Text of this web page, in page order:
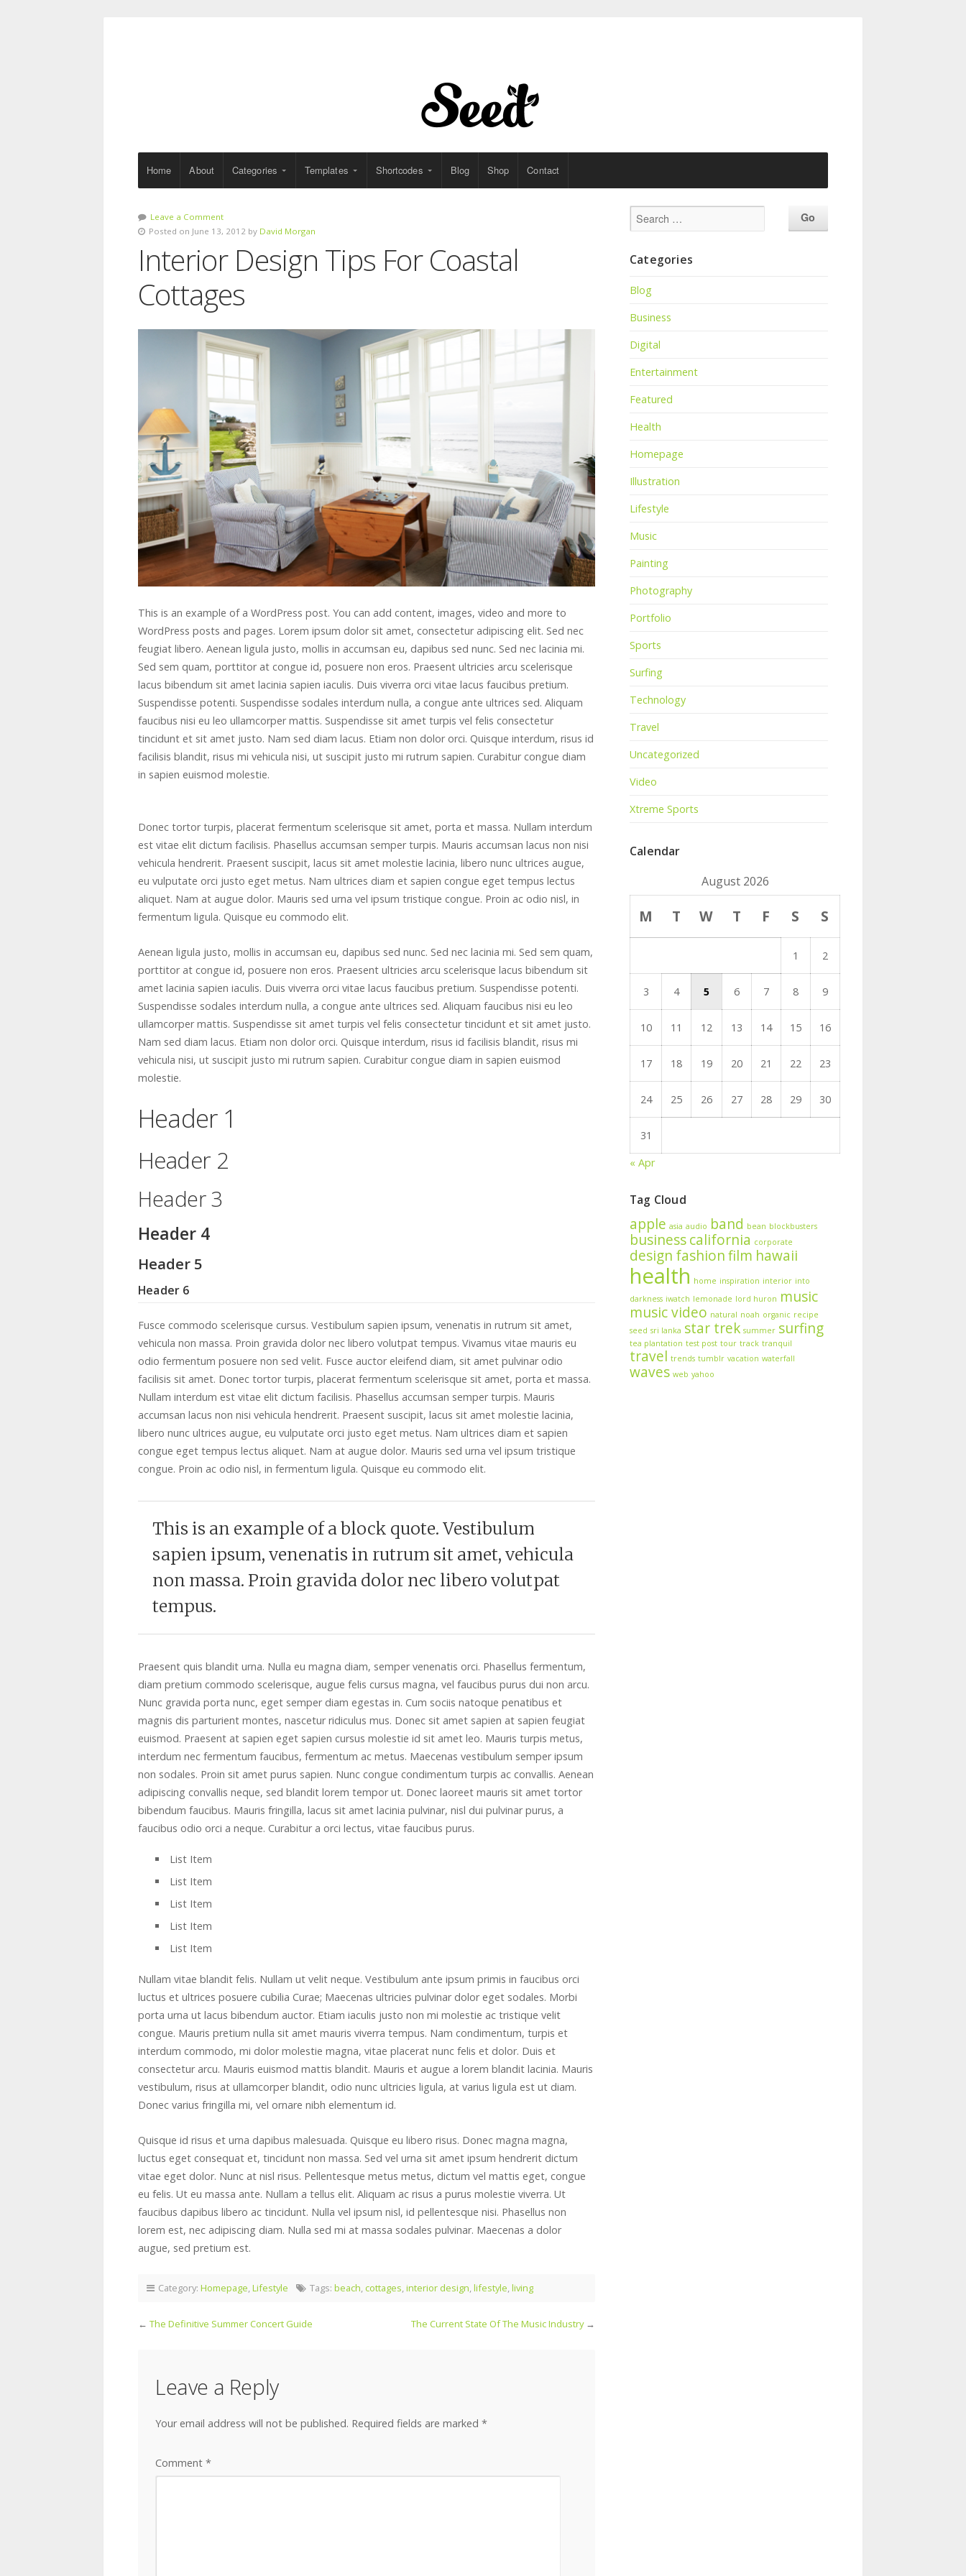
Home About Categories Templates Shortcodes Blog Shop Contact
Leave a Comment
Posted on June 13, 2012 by David Morgan
Interior Design Tips For Coastal
Cottages
This is an example of a WordPress post. You can add content, images, video and more to
WordPress posts and pages. Lorem ipsum dolor sit amet, consectetur adipiscing elit. Sed nec
feugiat libero. Aenean ligula justo, mollis in accumsan eu, dapibus sed nunc. Sed nec lacinia mi.
Sed sem quam, porttitor at congue id, posuere non eros. Praesent ultricies arcu scelerisque
lacus bibendum sit amet lacinia sapien iaculis. Duis viverra orci vitae lacus faucibus pretium.
Suspendisse potenti. Suspendisse sodales interdum nulla, a congue ante ultrices sed. Aliquam
faucibus nisi eu leo ullamcorper mattis. Suspendisse sit amet turpis vel felis consectetur
tincidunt et sit amet justo. Nam sed diam lacus. Etiam non dolor orci. Quisque interdum, risus id
facilisis blandit, risus mi vehicula nisi, ut suscipit justo mi rutrum sapien. Curabitur congue diam
in sapien euismod molestie.
Donec tortor turpis, placerat fermentum scelerisque sit amet, porta et massa. Nullam interdum
est vitae elit dictum facilisis. Phasellus accumsan semper turpis. Mauris accumsan lacus non nisi
vehicula hendrerit. Praesent suscipit, lacus sit amet molestie lacinia, libero nunc ultrices augue,
eu vulputate orci justo eget metus. Nam ultrices diam et sapien congue eget tempus lectus
aliquet. Nam at augue dolor. Mauris sed urna vel ipsum tristique congue. Proin ac odio nisl, in
fermentum ligula. Quisque eu commodo elit.
Aenean ligula justo, mollis in accumsan eu, dapibus sed nunc. Sed nec lacinia mi. Sed sem quam,
porttitor at congue id, posuere non eros. Praesent ultricies arcu scelerisque lacus bibendum sit
amet lacinia sapien iaculis. Duis viverra orci vitae lacus faucibus pretium. Suspendisse potenti.
Suspendisse sodales interdum nulla, a congue ante ultrices sed. Aliquam faucibus nisi eu leo
ullamcorper mattis. Suspendisse sit amet turpis vel felis consectetur tincidunt et sit amet justo.
Nam sed diam lacus. Etiam non dolor orci. Quisque interdum, risus id facilisis blandit, risus mi
vehicula nisi, ut suscipit justo mi rutrum sapien. Curabitur congue diam in sapien euismod
molestie.
Header 1
Header 2
Header 3
Header 4
Header 5
Header 6
Fusce commodo scelerisque cursus. Vestibulum sapien ipsum, venenatis in rutrum sit amet,
vehicula non massa. Proin gravida dolor nec libero volutpat tempus. Vivamus vitae mauris eu
odio fermentum posuere non sed velit. Fusce auctor eleifend diam, sit amet pulvinar odio
facilisis sit amet. Donec tortor turpis, placerat fermentum scelerisque sit amet, porta et massa.
Nullam interdum est vitae elit dictum facilisis. Phasellus accumsan semper turpis. Mauris
accumsan lacus non nisi vehicula hendrerit. Praesent suscipit, lacus sit amet molestie lacinia,
libero nunc ultrices augue, eu vulputate orci justo eget metus. Nam ultrices diam et sapien
congue eget tempus lectus aliquet. Nam at augue dolor. Mauris sed urna vel ipsum tristique
congue. Proin ac odio nisl, in fermentum ligula. Quisque eu commodo elit.
This is an example of a block quote. Vestibulum
sapien ipsum, venenatis in rutrum sit amet, vehicula
non massa. Proin gravida dolor nec libero volutpat
tempus.
Praesent quis blandit urna. Nulla eu magna diam, semper venenatis orci. Phasellus fermentum,
diam pretium commodo scelerisque, augue felis cursus magna, vel faucibus purus dui non arcu.
Nunc gravida porta nunc, eget semper diam egestas in. Cum sociis natoque penatibus et
magnis dis parturient montes, nascetur ridiculus mus. Donec sit amet sapien at sapien feugiat
euismod. Praesent at sapien eget sapien cursus molestie id sit amet leo. Mauris turpis metus,
interdum nec fermentum faucibus, fermentum ac metus. Maecenas vestibulum semper ipsum
non sodales. Proin sit amet purus sapien. Nunc congue condimentum turpis ac convallis. Aenean
adipiscing convallis neque, sed blandit lorem tempor ut. Donec laoreet mauris sit amet tortor
bibendum faucibus. Mauris fringilla, lacus sit amet lacinia pulvinar, nisl dui pulvinar purus, a
faucibus odio orci a neque. Curabitur a orci lectus, vitae faucibus purus.
List Item
List Item
List Item
List Item
List Item
Nullam vitae blandit felis. Nullam ut velit neque. Vestibulum ante ipsum primis in faucibus orci
luctus et ultrices posuere cubilia Curae; Maecenas ultricies pulvinar dolor eget sodales. Morbi
porta urna ut lacus bibendum auctor. Etiam iaculis justo non mi molestie ac tristique velit
congue. Mauris pretium nulla sit amet mauris viverra tempus. Nam condimentum, turpis et
interdum commodo, mi dolor molestie magna, vitae placerat nunc felis et dolor. Duis et
consectetur arcu. Mauris euismod mattis blandit. Mauris et augue a lorem blandit lacinia. Mauris
vestibulum, risus at ullamcorper blandit, odio nunc ultricies ligula, at varius ligula est ut diam.
Donec varius fringilla mi, vel ornare nibh elementum id.
Quisque id risus et urna dapibus malesuada. Quisque eu libero risus. Donec magna magna,
luctus eget consequat et, tincidunt non massa. Sed vel urna sit amet ipsum hendrerit dictum
vitae eget dolor. Nunc at nisl risus. Pellentesque metus metus, dictum vel mattis eget, congue
eu felis. Ut eu massa ante. Nullam a tellus elit. Aliquam ac risus a purus molestie viverra. Ut
faucibus dapibus libero ac tincidunt. Nulla vel ipsum nisl, id pellentesque nisi. Phasellus non
lorem est, nec adipiscing diam. Nulla sed mi at massa sodales pulvinar. Maecenas a dolor
augue, sed pretium est.
Category: Homepage,Lifestyle Tags: beach,cottages,interior design,lifestyle,living
← The Definitive Summer Concert Guide The Current State Of The Music Industry→
Leave a Reply
Your email address will not be published. Required fields are marked *
Comment *
Categories
Blog
Business
Digital
Entertainment
Featured
Health
Homepage
Illustration
Lifestyle
Music
Painting
Photography
Portfolio
Sports
Surfing
Technology
Travel
Uncategorized
Video
Xtreme Sports
Calendar
August 2026
M T W T F S S
1 2
3 4 5 6 7 8 9
10 11 12 13 14 15 16
17 18 19 20 21 22 23
24 25 26 27 28 29 30
31
« Apr
Tag Cloud
apple asia audio band bean blockbusters
businesscalifornia corporate
design fashionfilm hawaii
health home inspiration interior into
darkness iwatch lemonade lord huron music
music video natural noah organic recipe
seed sri lanka star trek summer surfing
tea plantation test post tour track tranquil
travel trends tumblr vacation waterfall
waves web yahoo